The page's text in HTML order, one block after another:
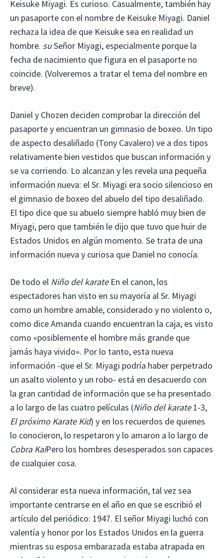
Keisuke Miyagi. Es curioso. Casualmente, también hay
un pasaporte con el nombre de Keisuke Miyagi. Daniel
rechaza la idea de que Keisuke sea en realidad un
hombre. suSeñor Miyagi, especialmente porque la
fecha de nacimiento que figura en el pasaporte no
coincide. (Volveremos a tratar el tema del nombre en
breve).
Daniel y Chozen deciden comprobar la dirección del
pasaporte y encuentran un gimnasio de boxeo. Un tipo
de aspecto desaliñado (Tony Cavalero) ve a dos tipos
relativamente bien vestidos que buscan información y
se va corriendo. Lo alcanzan y les revela una pequeña
información nueva: el Sr. Miyagi era socio silencioso en
el gimnasio de boxeo del abuelo del tipo desaliñado.
El tipo dice que su abuelo siempre habló muy bien de
Miyagi, pero que también le dijo que tuvo que huir de
Estados Unidos en algún momento. Se trata de una
información nueva y curiosa que Daniel no conocía.
De todo el Niño del karateEn el canon, los
espectadores han visto en su mayoría al Sr. Miyagi
como un hombre amable, considerado y no violento o,
como dice Amanda cuando encuentran la caja, es visto
como «posiblemente el hombre más grande que
jamás haya vivido». Por lo tanto, esta nueva
información -que el Sr. Miyagi podría haber perpetrado
un asalto violento y un robo- está en desacuerdo con
la gran cantidad de información que se ha presentado
a lo largo de las cuatro películas (Niño del karate1-3,
El próximo Karate Kid) y en los recuerdos de quienes
lo conocieron, lo respetaron y lo amaron a lo largo de
Cobra KaiPero los hombres desesperados son capaces
de cualquier cosa.
Al considerar esta nueva información, tal vez sea
importante centrarse en el año en que se escribió el
artículo del periódico: 1947. El señor Miyagi luchó con
valentía y honor por los Estados Unidos en la guerra
mientras su esposa embarazada estaba atrapada en